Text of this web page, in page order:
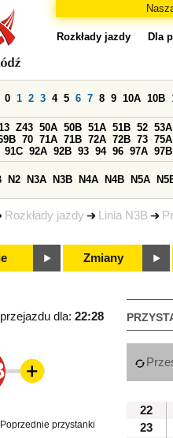
Rozkłady jazdy Linia N3B
Rozkłady jazdy Dla
0 1 2 3 4 5 6 7 8 9 10A 10B
Z43 50A 50B 51A 51B 52 53A
70 71A 71B 72A 72B 73 75A
91C 92A 92B 93 94 96 97A 97B
N2 N3A N3B N4A N4B N5A
Zmiany
dla: 22:28
22
23
Poprzednie przystanki